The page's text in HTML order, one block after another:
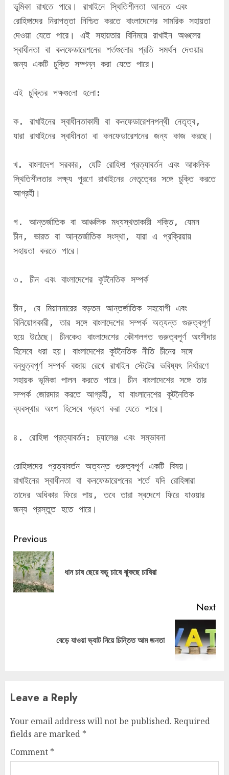
ভূমিকা রাখতে পারে। রাখাইনে স্থিতিশীলতা আনতে এবং
রোহিঙ্গাদের নিরাপত্তা নিশ্চিত করতে বাংলাদেশের সামরিক সহায়তা
দেওয়া যেতে পারে। এই সহায়তার বিনিময়ে রাখাইন অঞ্চলের
স্বাধীনতা বা কনফেডারেশনের শর্তগুলোর প্রতি সমর্থন দেওয়ার
জন্য একটি চুক্তি সম্পন্ন করা যেতে পারে।
এই চুক্তির পক্ষগুলো হলো:
ক. রাখাইনের স্বাধীনতাকামী বা কনফেডারেশনপন্থী নেতৃত্ব,
যারা রাখাইনের স্বাধীনতা বা কনফেডারেশনের জন্য কাজ করছে।
খ. বাংলাদেশ সরকার, যেটি রোহিঙ্গা প্রত্যাবর্তন এবং আঞ্চলিক
স্থিতিশীলতার লক্ষ্য পূরণে রাখাইনের নেতৃত্বের সঙ্গে চুক্তি করতে
আগ্রহী।
গ. আন্তর্জাতিক বা আঞ্চলিক মধ্যস্থতাকারী শক্তি, যেমন
চীন, ভারত বা আন্তর্জাতিক সংস্থা, যারা এ প্রক্রিয়ায়
সহায়তা করতে পারে।
৩. চীন এবং বাংলাদেশের কূটনৈতিক সম্পর্ক
চীন, যে মিয়ানমারের বড়তম আন্তর্জাতিক সহযোগী এবং
বিনিয়োগকারী, তার সঙ্গে বাংলাদেশের সম্পর্ক অত্যন্ত গুরুত্বপূর্ণ
হয়ে উঠেছে। চীনকেও বাংলাদেশের কৌশলগত গুরুত্বপূর্ণ অংশীদার
হিসেবে ধরা হয়। বাংলাদেশের কূটনৈতিক নীতি চীনের সঙ্গে
বন্ধুত্বপূর্ণ সম্পর্ক বজায় রেখে রাখাইন স্টেটের ভবিষ্যৎ নির্ধারণে
সহায়ক ভূমিকা পালন করতে পারে। চীন বাংলাদেশের সঙ্গে তার
সম্পর্ক জোরদার করতে আগ্রহী, যা বাংলাদেশের কূটনৈতিক
ব্যবস্থার অংশ হিসেবে গ্রহণ করা যেতে পারে।
৪. রোহিঙ্গা প্রত্যাবর্তন: চ্যালেঞ্জ এবং সম্ভাবনা
রোহিঙ্গাদের প্রত্যাবর্তন অত্যন্ত গুরুত্বপূর্ণ একটি বিষয়।
রাখাইনের স্বাধীনতা বা কনফেডারেশনের শর্তে যদি রোহিঙ্গারা
তাদের অধিকার ফিরে পায়, তবে তারা স্বদেশে ফিরে যাওয়ার
জন্য প্রস্তুত হতে পারে।
Continue
Reading
Previous
ধান চাষ ছেরে কচু চাষে ঝুকছে চাষিরা
Next
বেড়ে যাওয়া ভ্যাট নিয়ে চিন্তিত আম জনতা
Leave a Reply
Your email address will not be published. Required
fields are marked *
Comment *